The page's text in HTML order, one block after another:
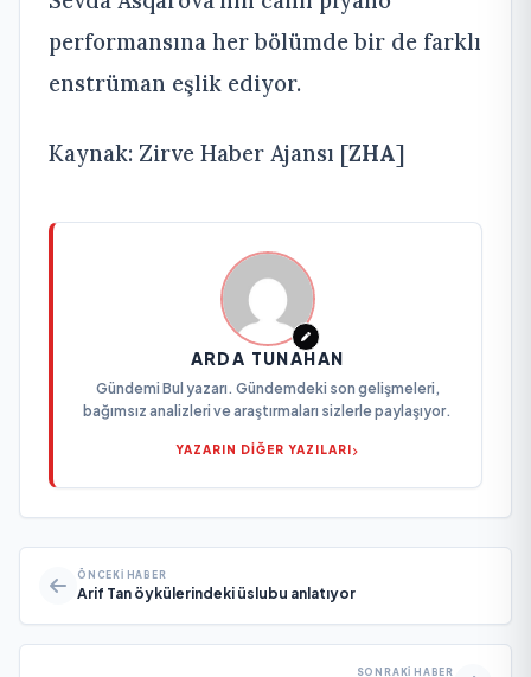
performansına her bölümde bir de farklı
enstrüman eşlik ediyor.
Kaynak: Zirve Haber Ajansı [ZHA]
ARDA TUNAHAN
Gündemi Bul yazarı. Gündemdeki son gelişmeleri,
bağımsız analizleri ve araştırmaları sizlerle paylaşıyor.
YAZARIN DİĞER YAZILARI
ÖNCEKI HABER
Arif Tan öykülerindeki üslubu anlatıyor
SONRAKI HABER